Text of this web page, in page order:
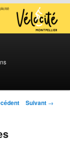
Suivant →